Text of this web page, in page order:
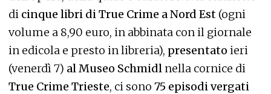
di cinque libri di True Crime a Nord Est (ogni
volume a 8,90 euro, in abbinata con il giornale
in edicola e presto in libreria), presentato ieri
(venerdì 7) al Museo Schmidl nella cornice di
True Crime Trieste, ci sono 75 episodi vergati